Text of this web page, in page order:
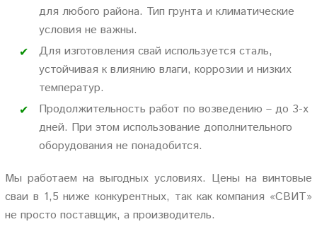
для любого района. Тип грунта и климатические
условия не важны.
Для изготовления свай используется сталь,
устойчивая к влиянию влаги, коррозии и низких
температур.
Продолжительность работ по возведению – до 3-х
дней. При этом использование дополнительного
оборудования не понадобится.
Мы работаем на выгодных условиях. Цены на винтовые
сваи в 1,5 ниже конкурентных, так как компания «СВИТ»
не просто поставщик, а производитель.